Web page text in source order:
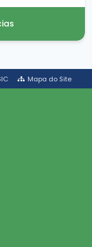
Mapa do Site